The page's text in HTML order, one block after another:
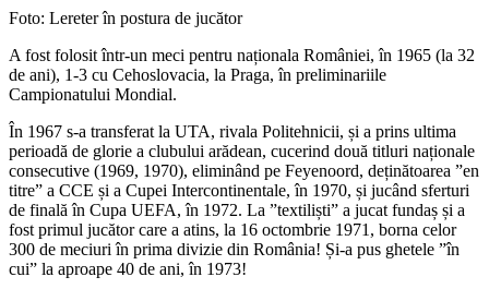
Foto: Lereter în postura de jucător
A fost folosit într-un meci pentru naționala României, în 1965 (la 32
de ani), 1-3 cu Cehoslovacia, la Praga, în preliminariile
Campionatului Mondial.
În 1967 s-a transferat la UTA, rivala Politehnicii, și a prins ultima
perioadă de glorie a clubului arădean, cucerind două titluri naționale
consecutive (1969, 1970), eliminând pe Feyenoord, deținătoarea ”en
titre” a CCE și a Cupei Intercontinentale, în 1970, și jucând sferturi
de finală în Cupa UEFA, în 1972. La ”textiliști” a jucat fundaș și a
fost primul jucător care a atins, la 16 octombrie 1971, borna celor
300 de meciuri în prima divizie din România! Și-a pus ghetele ”în
cui” la aproape 40 de ani, în 1973!